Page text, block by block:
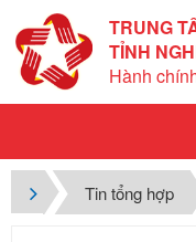
TRUNG
TỈNH
Hành
Tin tổng hợp